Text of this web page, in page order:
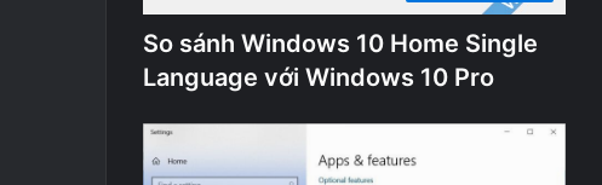
So sánh Windows 10 Home Single
Language với Windows 10 Pro